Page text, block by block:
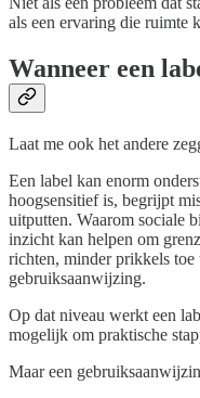
als een ervaring die ruimte
Wanneer een
Laat me ook het andere
Een label kan enorm
hoogsensitief is, begrijpt
uitputten. Waarom sociale
inzicht kan helpen om
richten, minder prikkels toe
gebruiksaanwijzing.
Op dat niveau werkt een
mogelijk om praktische
Maar een